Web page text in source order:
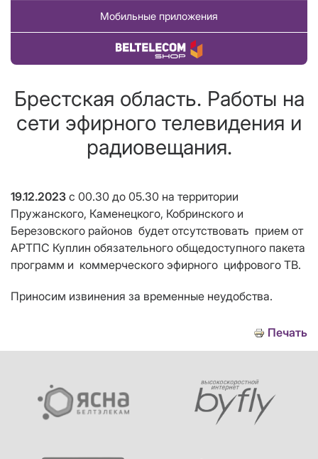
Мобильные приложения
Купить товар
Брестская область. Работы на
сети эфирного телевидения и
радиовещания.
19.12.2023 с 00.30 до 05.30 на территории
Пружанского, Каменецкого, Кобринского и
Березовского районов будет отсутствовать прием от
АРТПС Куплин обязательного общедоступного пакета
программ и коммерческого эфирного цифрового ТВ.
Приносим извинения за временные неудобства.
Печать